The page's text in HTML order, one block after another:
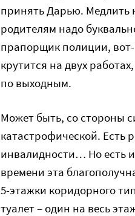
принять Дарью. Медлить
родителям надо
прапорщик полиции,
крутится на двух
по выходным.
Может быть, со стороны
катастрофической.
инвалидности… Но есть
времени эта
5-этажки коридорного
туалет – один на весь